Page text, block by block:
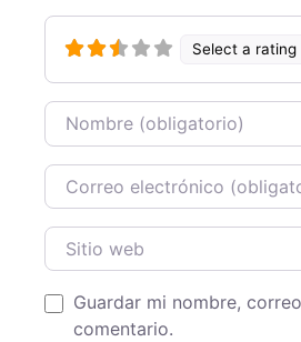
Select a rating
Nombre
Correo Electronico
Sitio web
Guardar mi nombre,
comentario.